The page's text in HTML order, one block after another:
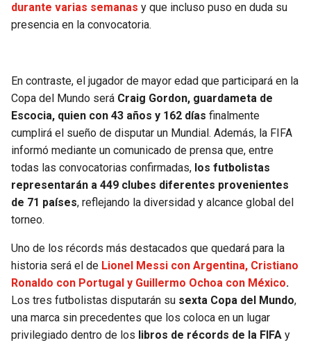
durante varias semanas y que incluso puso en duda su
presencia en la convocatoria.
En contraste, el jugador de mayor edad que participará en la
Copa del Mundo será Craig Gordon, guardameta de
Escocia, quien con 43 años y 162 días finalmente
cumplirá el sueño de disputar un Mundial. Además, la FIFA
informó mediante un comunicado de prensa que, entre
todas las convocatorias confirmadas, los futbolistas
representarán a 449 clubes diferentes provenientes
de 71 países, reflejando la diversidad y alcance global del
torneo.
Uno de los récords más destacados que quedará para la
historia será el de Lionel Messi con Argentina, Cristiano
Ronaldo con Portugal y Guillermo Ochoa con México.
Los tres futbolistas disputarán su sexta Copa del Mundo,
una marca sin precedentes que los coloca en un lugar
privilegiado dentro de los libros de récords de la FIFA y